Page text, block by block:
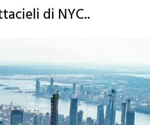
di NYC..